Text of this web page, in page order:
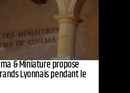
& Miniature propose
Lyonnais pendant le